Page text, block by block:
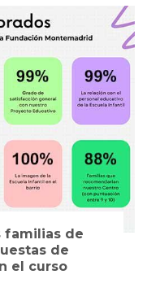
familias de
de
el curso